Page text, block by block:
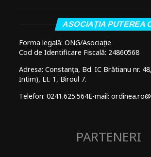
ASOCIAȚIA PUTEREA
Forma legală: ONG/Asociație
Cod de Identificare Fiscală: 24860568
Adresa: Constanța, Bd. IC Brătianu nr.
Intim), Et. 1, Biroul 7.
Telefon: 0241.625.564E-mail:
PARTENERI